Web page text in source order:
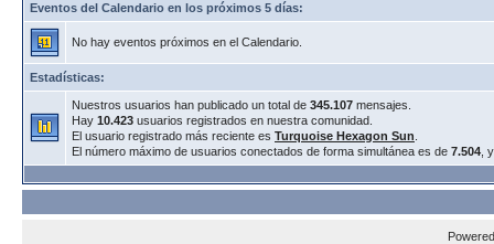
Eventos del Calendario en los próximos 5 días:
No hay eventos próximos en el Calendario.
Estadísticas:
Nuestros usuarios han publicado un total de 345.107 mensajes.
Hay 10.423 usuarios registrados en nuestra comunidad.
El usuario registrado más reciente es Turquoise Hexagon Sun
El número máximo de usuarios conectados de forma simultánea es de 7.504 ,